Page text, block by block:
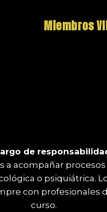
Miembros
de
a acompañar
o psiquiátrica.
con profesionales
curso.